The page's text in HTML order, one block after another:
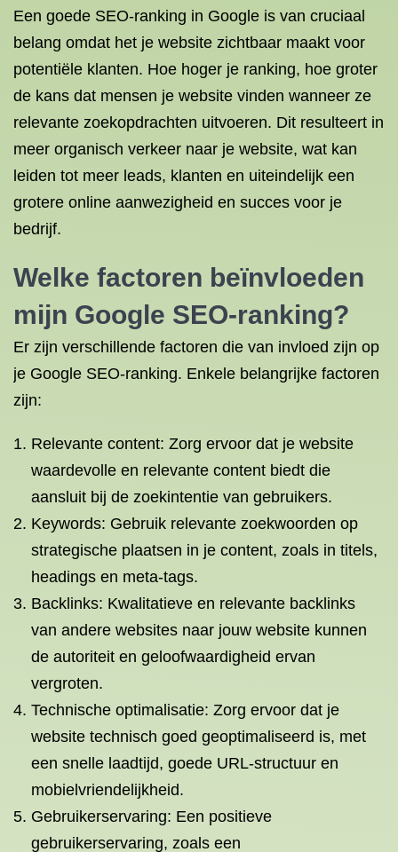
Een goede SEO-ranking in Google is van cruciaal
belang omdat het je website zichtbaar maakt voor
potentiële klanten. Hoe hoger je ranking, hoe groter
de kans dat mensen je website vinden wanneer ze
relevante zoekopdrachten uitvoeren. Dit resulteert in
meer organisch verkeer naar je website, wat kan
leiden tot meer leads, klanten en uiteindelijk een
grotere online aanwezigheid en succes voor je
bedrijf.
Welke factoren beïnvloeden
mijn Google SEO-ranking?
Er zijn verschillende factoren die van invloed zijn op
je Google SEO-ranking. Enkele belangrijke factoren
zijn:
Relevante content: Zorg ervoor dat je website
waardevolle en relevante content biedt die
aansluit bij de zoekintentie van gebruikers.
Keywords: Gebruik relevante zoekwoorden op
strategische plaatsen in je content, zoals in titels,
headings en meta-tags.
Backlinks: Kwalitatieve en relevante backlinks
van andere websites naar jouw website kunnen
de autoriteit en geloofwaardigheid ervan
vergroten.
Technische optimalisatie: Zorg ervoor dat je
website technisch goed geoptimaliseerd is, met
een snelle laadtijd, goede URL-structuur en
mobielvriendelijkheid.
Gebruikerservaring: Een positieve
gebruikerservaring, zoals een